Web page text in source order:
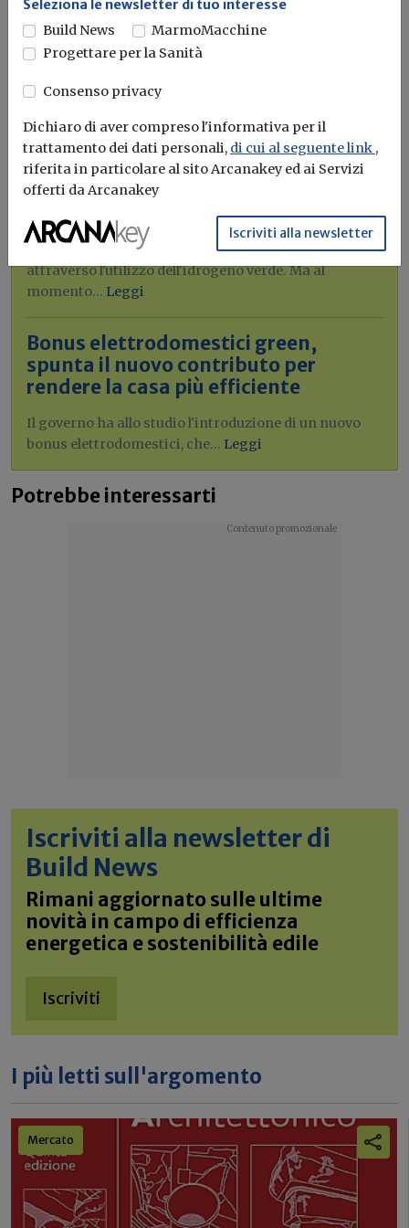
Idrogeno verde, una soluzione per
l'energia del futuro. Ma oggi è ancora
troppo caro
L'obiettivo crescita sostenibile è raggiungibile
attraverso l'utilizzo dell'idrogeno verde. Ma al
momento... Leggi
Bonus elettrodomestici green,
spunta il nuovo contributo per
rendere la casa più efficiente
Il governo ha allo studio l'introduzione di un nuovo
bonus elettrodomestici, che... Leggi
Potrebbe interessarti
Iscriviti alla newsletter di
Build News
Rimani aggiornato sulle ultime
novità in campo di efficienza
energetica e sostenibilità edile
Iscriviti
I più letti sull'argomento
Mercato
Seleziona le newsletter di tuo interesse
Build News
MarmoMacchine
Progettare per la Sanità
Consenso privacy
Dichiaro di aver compreso l'informativa per il
trattamento dei dati personali, di cui al seguente link ,
riferita in particolare al sito Arcanakey ed ai Servizi
offerti da Arcanakey
Iscriviti alla newsletter